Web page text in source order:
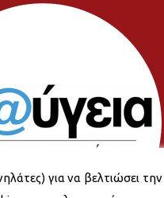
για να βελτιώσει